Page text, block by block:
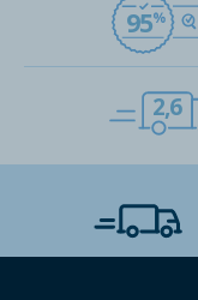
95
2,6